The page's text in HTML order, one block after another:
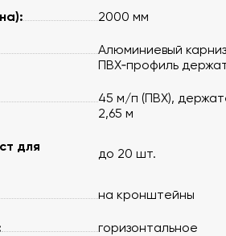
2000 мм
Алюминиевый
ПВХ‑профиль
45 м/п (ПВХ),
2,65 м
для
до 20 шт.
на кронштейны
горизонтальное